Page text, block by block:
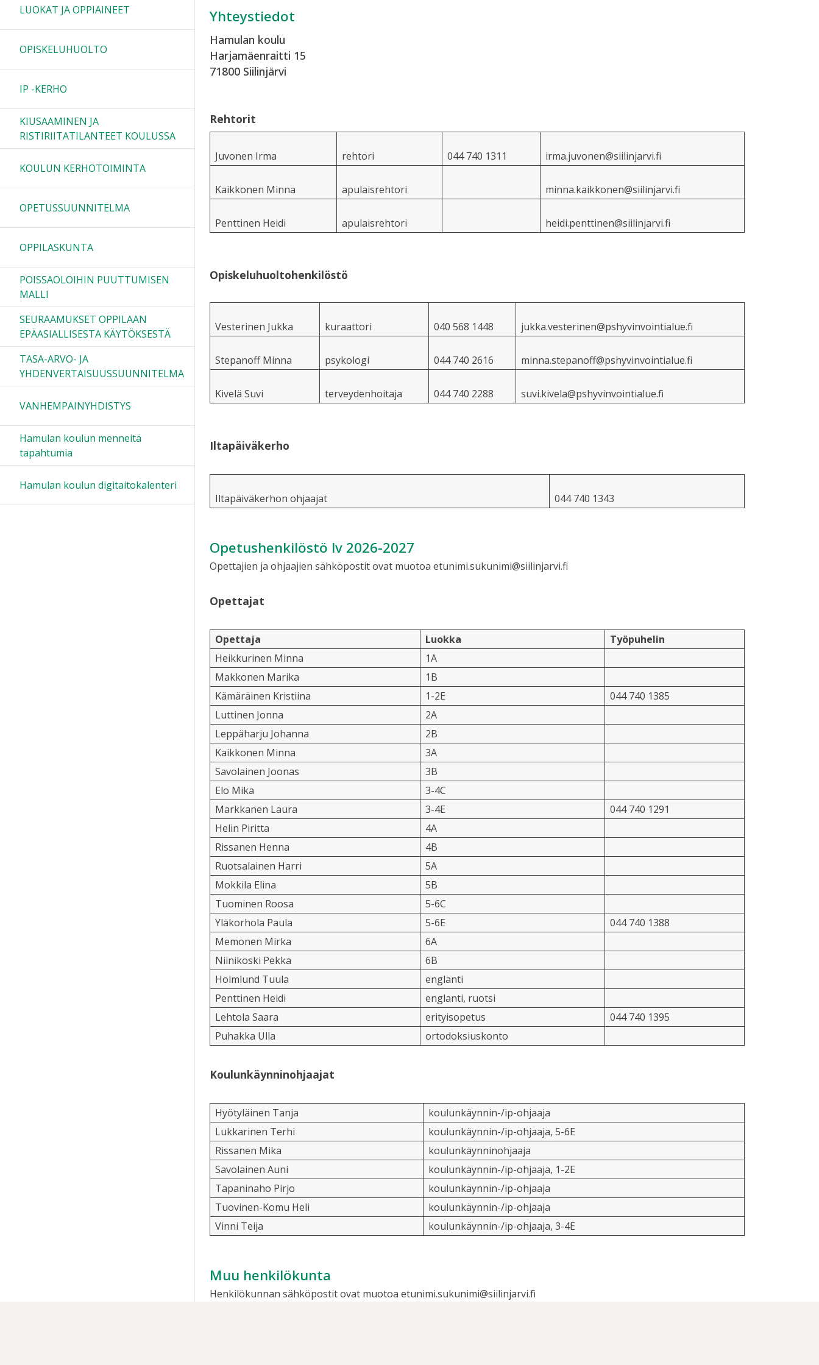
Yhteystiedot
Hamulan koulu
Harjamäenraitti 15
71800 Siilinjärvi
Rehtorit
Juvonen Irma rehtori 044 740 1311 irma.juvonen@siilinjarvi.fi
Kaikkonen Minna apulaisrehtori minna.kaikkonen@siilinjarvi.fi
Penttinen Heidi apulaisrehtori heidi.penttinen@siilinjarvi.fi
Opiskeluhuoltohenkilöstö
Vesterinen Jukka kuraattori 040 568 1448 jukka.vesterinen@pshyvinvointialue.fi
Stepanoff Minna psykologi 044 740 2616 minna.stepanoff@pshyvinvointialue.fi
Kivelä Suvi terveydenhoitaja 044 740 2288 suvi.kivela@pshyvinvointialue.fi
Iltapäiväkerho
Iltapäiväkerhon ohjaajat 044 740 1343
Opetushenkilöstö lv 2026-2027
Opettajien ja ohjaajien sähköpostit ovat muotoa etunimi.sukunimi@siilinjarvi.fi
Opettajat
Opettaja Luokka
Työpuhelin
Heikkurinen Minna
1A
Makkonen Marika
1B
Kämäräinen Kristiina
1-2E
044 740 1385
Luttinen Jonna
2A
Leppäharju Johanna
2B
Kaikkonen Minna
3A
Savolainen Joonas
3B
Elo Mika
3-4C
Markkanen Laura
3-4E
044 740 1291
Helin Piritta
4A
Rissanen Henna
4B
Ruotsalainen Harri
5A
Mokkila Elina
5B
Tuominen Roosa
5-6C
Yläkorhola Paula
5-6E
044 740 1388
Memonen Mirka
6A
Niinikoski Pekka
6B
Holmlund Tuula
englanti
Penttinen Heidi
englanti, ruotsi
Lehtola Saara
erityisopetus
044 740 1395
Puhakka Ulla
ortodoksiuskonto
Koulunkäynninohjaajat
Hyötyläinen Tanja
koulunkäynnin-/ip-ohjaaja
Lukkarinen Terhi
koulunkäynnin-/ip-ohjaaja, 5-6E
Rissanen Mika
koulunkäynninohjaaja
Savolainen Auni
koulunkäynnin-/ip-ohjaaja, 1-2E
Tapaninaho Pirjo
koulunkäynnin-/ip-ohjaaja
Tuovinen-Komu Heli
koulunkäynnin-/ip-ohjaaja
Vinni Teija
koulunkäynnin-/ip-ohjaaja, 3-4E
Muu henkilökunta
Henkilökunnan sähköpostit ovat muotoa etunimi.sukunimi@siilinjarvi.fi
LUOKAT JA OPPIAINEET
OPISKELUHUOLTO
IP -KERHO
KIUSAAMINEN JA
RISTIRIITATILANTEET KOULUSSA
KOULUN KERHOTOIMINTA
OPETUSSUUNNITELMA
OPPILASKUNTA
POISSAOLOIHIN PUUTTUMISEN
MALLI
SEURAAMUKSET OPPILAAN
EPÄASIALLISESTA KÄYTÖKSESTÄ
TASA-ARVO- JA
YHDENVERTAISUUSSUUNNITELMA
VANHEMPAINYHDISTYS
Hamulan koulun menneitä
tapahtumia
Hamulan koulun digitaitokalenteri